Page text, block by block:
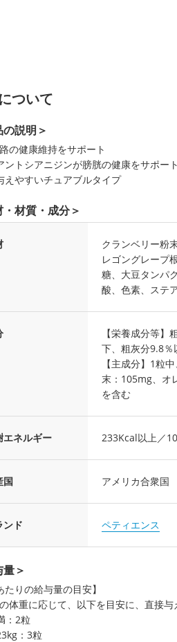
ついて
の説明＞
の健康維持をサポート
ントシアニジンが膀胱の健康をサポート
えやすいチュアブルタイプ
・材質・成分＞
クランベリー粉
レゴングレープ
糖、大豆タンパ
酸、色素、ステ
【栄養成分等
下、粗灰分9.8
【主成分】1粒
末：105mg、オ
を含む
エネルギー 233Kcal以上／
国 アメリカ合衆国
ンド ペティエンス
量＞
たりの給与量の目安】
体重に応じて、以下を目安に、直接与
：2粒
：3粒